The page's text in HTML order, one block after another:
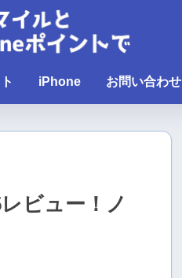
iPhone お問い合わせ
ビュー！ノ